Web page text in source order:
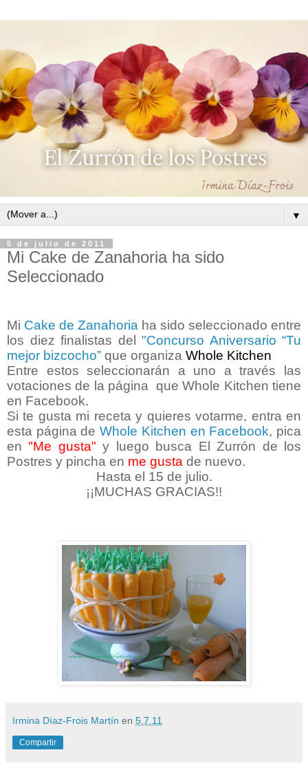
▼
5 de julio de 2011
Mi Cake de Zanahoria ha sido
Seleccionado
Mi Cake de Zanahoria ha sido seleccionado entre
los diez finalistas del "Concurso Aniversario “Tu
mejor bizcocho” que organiza Whole Kitchen
Entre estos seleccionarán a uno a través las
votaciones de la página que Whole Kitchen tiene
en Facebook.
Si te gusta mi receta y quieres votarme, entra en
esta página deWhole Kitchen en Facebook, pica
en"Me gusta" y luego busca El Zurrón de los
Postres y pincha en me gusta de nuevo.
Hasta el 15 de julio.
¡¡MUCHAS GRACIAS!!
Irmina Díaz-Frois Martín en 5.7.11
Compartir